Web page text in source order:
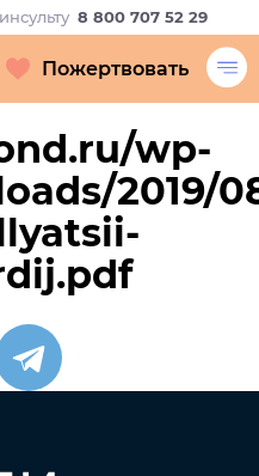
8 800 707 52 29
Пожертвовать
wp-
2019/